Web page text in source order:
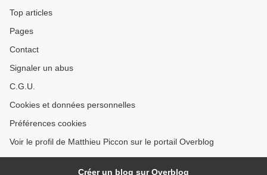
Top articles
Pages
Contact
Signaler un abus
C.G.U.
Cookies et données personnelles
Préférences cookies
Voir le profil de Matthieu Piccon sur le portail Overblog
Créer un blog sur Overblog